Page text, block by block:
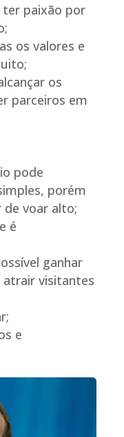
ter paixão por
os valores e
os
parceiros em
pode
porém
de voar alto;
é
ganhar
atrair visitantes
e